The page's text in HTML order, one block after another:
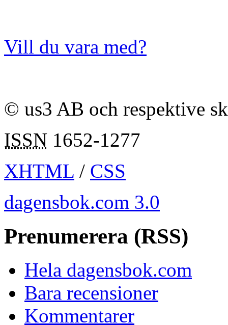
Vill du vara med?
© us3 AB och respektive
ISSN 1652-1277
XHTML / CSS
dagensbok.com 3.0
Prenumerera (RSS)
Hela dagensbok.com
Bara recensioner
Kommentarer